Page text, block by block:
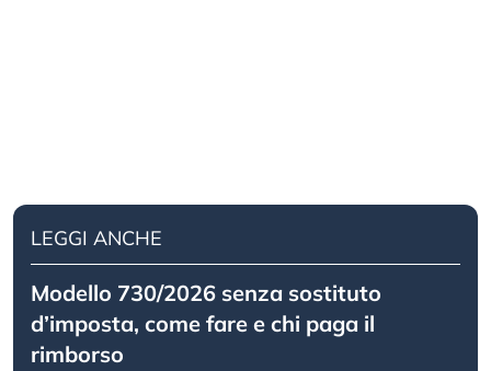
LEGGI ANCHE
Modello 730/2026 senza sostituto
d’imposta, come fare e chi paga il
rimborso